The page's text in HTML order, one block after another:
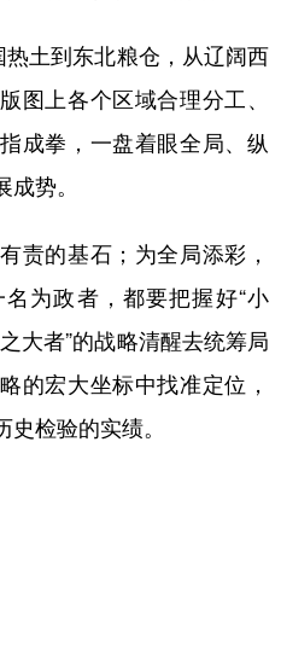
土到东北粮仓，从辽阔西
图上各个区域合理分工、
成拳，一盘着眼全局、纵
势。
的基石；为全局添彩，
为政者，都要把握好“小
大者”的战略清醒去统筹局
的宏大坐标中找准定位，
检验的实绩。